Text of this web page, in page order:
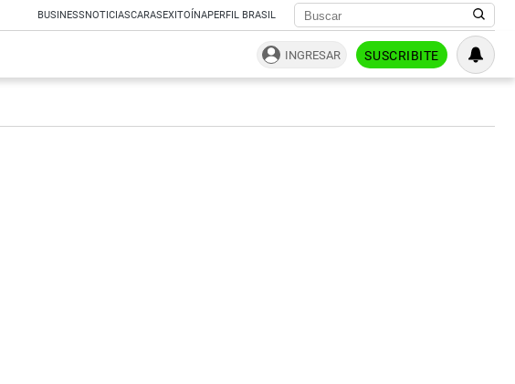
BUSINESSNOTICIASCARASEXITOÍNAPERFIL BRASIL
INGRESAR SUSCRIBITE